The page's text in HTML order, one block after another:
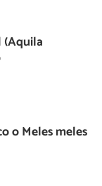
(Aquila
o Meles meles